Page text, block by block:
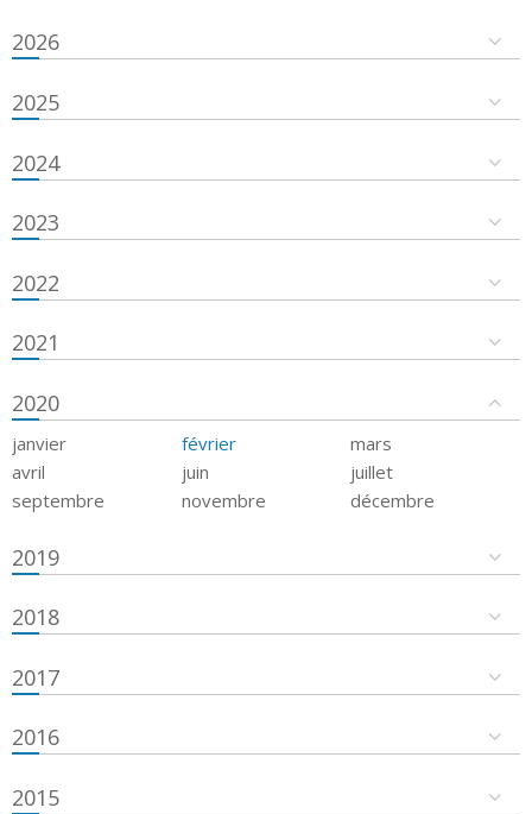
2026
2025
2024
2023
2022
2021
2020
janvier février
mars
avril
juin
juillet
septembre
novembre décembre
2019
2018
2017
2016
2015